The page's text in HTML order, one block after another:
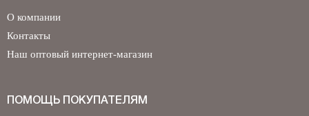
О компании
Контакты
Наш оптовый интернет-магазин
ПОМОЩЬ ПОКУПАТЕЛЯМ